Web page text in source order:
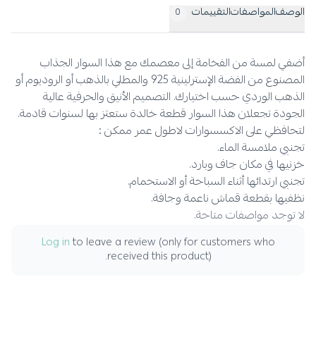
الوصفالمواصفاتالتقييمات 0
أضفي لمسة من الفخامة إلى معصمك مع هذا السوار الجذاب
المصنوع من الفضة الإسترلينية 925 والمطلي بالذهب أو الروديوم أو
الذهب الوردي حسب اختيارك. التصميم الأنيق والحرفية عالية
الجودة تجعلان هذا السوار قطعة خالدة ستعتز بها لسنوات قادمة.
لتحافظي على الاكسسوارات لاطول عمر ممكن :
تجنبي ملامسة الماء.
خزنيها في مكان جاف وبارد.
تجنبي ارتدائها أثناء السباحة أو الاستحمام.
نظفيها بقطعة قماش ناعمة وجافة.
لا توجد مواصفات متاحة.
Log into leave a review (only for customers who
received this product).